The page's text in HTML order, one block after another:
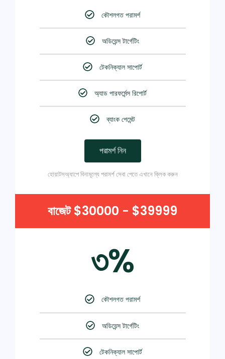
কৌশলগত পরামর্শ
অডিয়েন্স টার্গেটিং
টেকনিক্যাল সাপোর্ট
অ্যাড পারফর্মেন্স রিপোর্ট
ব্যাংক পেমেন্ট
পরামর্শ নিন
হোয়াটসঅ্যাপে বিনামূল্যে পরামর্শ সেবা পেতে এখানে ক্লিক করুন
বাজেট $30000 - $39999
৩%
কৌশলগত পরামর্শ
অডিয়েন্স টার্গেটিং
টেকনিক্যাল সাপোর্ট